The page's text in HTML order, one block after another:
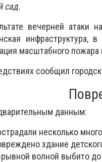
сад.
вечерней атаки
масштабного пожара
сообщил
данным:
несколько
здание
волной выбито до